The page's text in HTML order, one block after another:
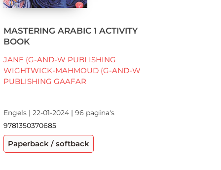
MASTERING ARABIC 1 ACTIVITY
BOOK
JANE (G-AND-W PUBLISHING
WIGHTWICK-MAHMOUD (G-AND-W
PUBLISHING GAAFAR
Engels | 22-01-2024 | 96 pagina's
9781350370685
Paperback / softback